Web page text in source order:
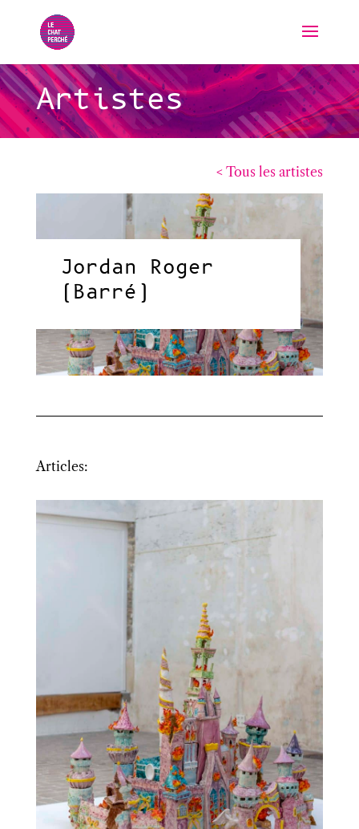
Artistes
< Tous les artistes
Jordan Roger
(Barré)
Articles: